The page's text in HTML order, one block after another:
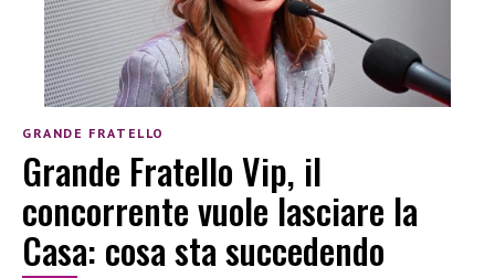
GRANDE FRATELLO
Grande Fratello Vip, il
concorrente vuole lasciare la
Casa: cosa sta succedendo